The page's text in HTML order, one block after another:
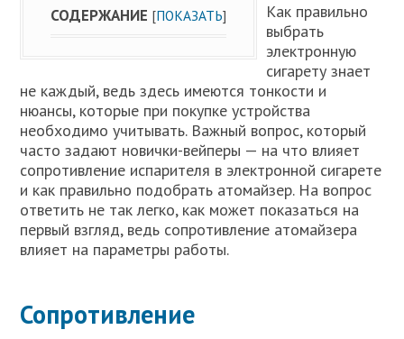
СОДЕРЖАНИЕ [ПОКАЗАТЬ]
Как правильно
выбрать
электронную
сигарету знает
не каждый, ведь здесь имеются тонкости и
нюансы, которые при покупке устройства
необходимо учитывать. Важный вопрос, который
часто задают новички-вейперы — на что влияет
сопротивление испарителя в электронной сигарете
и как правильно подобрать атомайзер. На вопрос
ответить не так легко, как может показаться на
первый взгляд, ведь сопротивление атомайзера
влияет на параметры работы.
Сопротивление